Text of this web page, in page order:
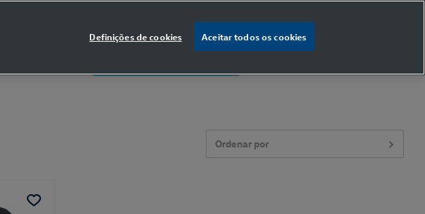
Ordenar por
Definições de cookies Aceitar todos os cookies